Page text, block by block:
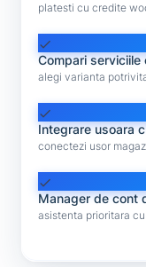
platesti cu credite
check
Compari serviciile
alegi varianta
check
Integrare usoara
conectezi usor
check
Manager de cont
asistenta prioritara